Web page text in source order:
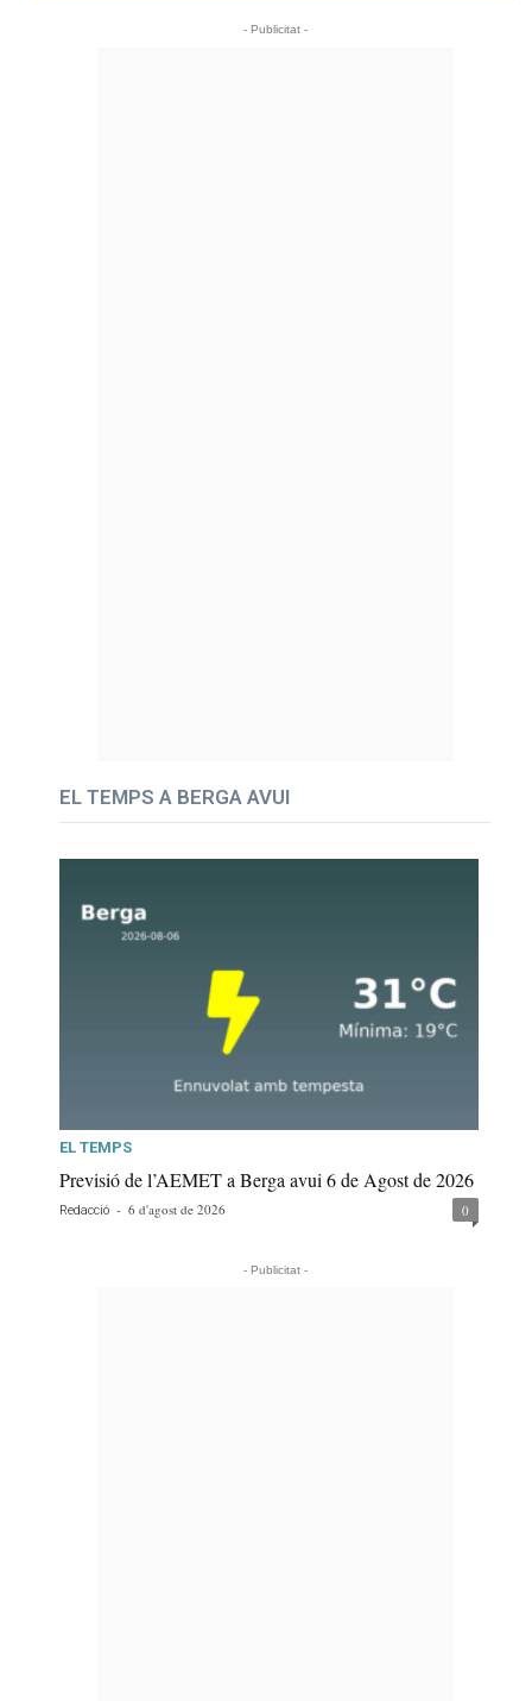
- Publicitat -
EL TEMPS A BERGA AVUI
EL TEMPS
Previsió de l’AEMET a Berga avui 6 de Agost de 2026
Redacció - 6 d'agost de 2026 0
- Publicitat -